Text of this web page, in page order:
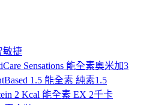
敏捷
Sensations 能全素奧米加3
1.5 能全素 純素1.5
2 Kcal 能全素 EX 2千卡